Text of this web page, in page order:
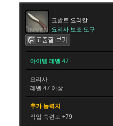
코발트 요리칼
요리사 보조 도구
아이템 레벨 47
요리사
레벨 47 이상
추가 능력치
작업 숙련도 +79